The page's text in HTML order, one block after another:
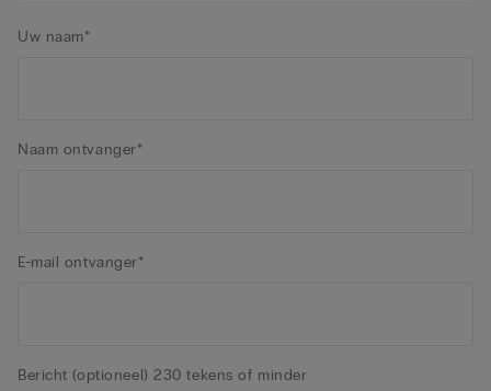
Uw naam*
Naam ontvanger*
E-mail ontvanger*
Bericht (optioneel) 230 tekens of minder